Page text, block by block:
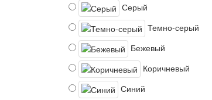
Серый
Темно-серый
Бежевый
Коричневый
Синий